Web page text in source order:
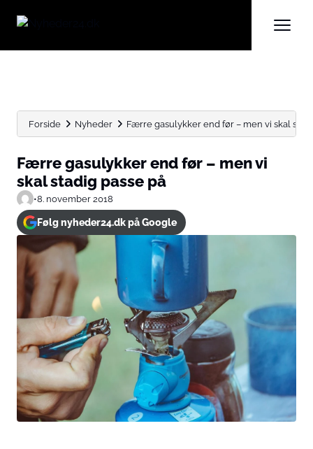
Forside Nyheder Færre gasulykker end før – men vi skal
Færre gasulykker end før – men vi
skal stadig passe på
•8. november 2018
Følg nyheder24.dk på Google